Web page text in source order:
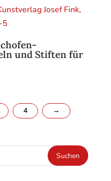
und Stiften für
4 →
Suchen